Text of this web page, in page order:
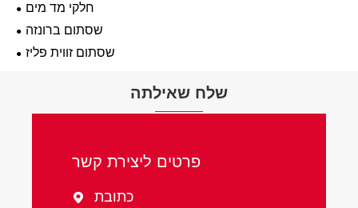
חלקי מד מים
שסתום ברונזה
שסתום זווית פליז
שלח שאילתה
פרטים ליצירת קשר
 כתובת